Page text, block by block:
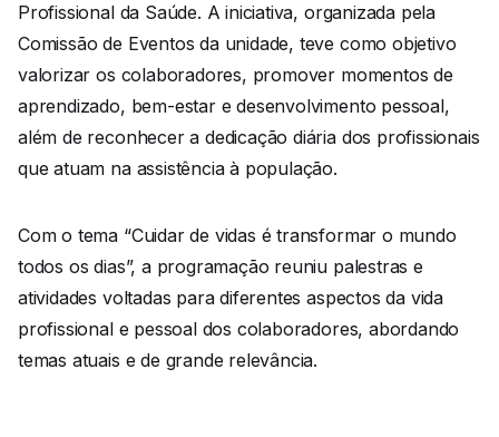
Profissional da Saúde. A iniciativa, organizada pela
Comissão de Eventos da unidade, teve como objetivo
valorizar os colaboradores, promover momentos de
aprendizado, bem-estar e desenvolvimento pessoal,
além de reconhecer a dedicação diária dos profissionais
que atuam na assistência à população.
Com o tema “Cuidar de vidas é transformar o mundo
todos os dias”, a programação reuniu palestras e
atividades voltadas para diferentes aspectos da vida
profissional e pessoal dos colaboradores, abordando
temas atuais e de grande relevância.